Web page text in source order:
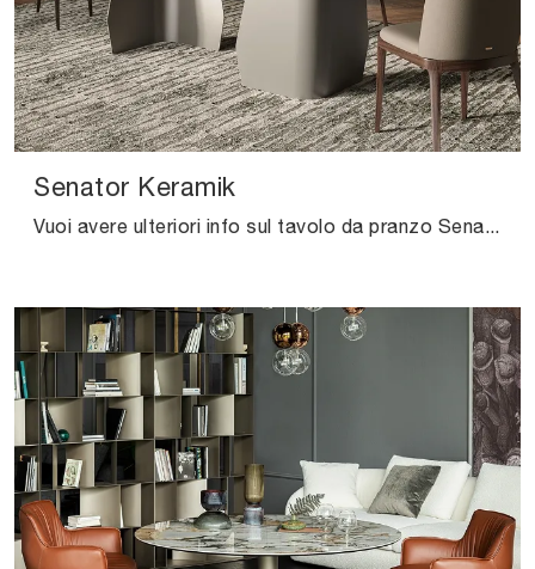
Senator Keramik
Vuoi avere ulteriori info sul tavolo da pranzo Senator Keramik di Cattelan Italia? Clicca e scopri di più sui modelli fissi del marchio.